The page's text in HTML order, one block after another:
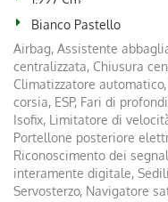
Bianco Pastello
Airbag, Assistente
centralizzata, Chiusura
Climatizzatore
corsia, ESP, Fari di
Isofix, Limitatore di
Portellone posteriore
Riconoscimento dei
interamente digitale,
Servosterzo, Navigatore